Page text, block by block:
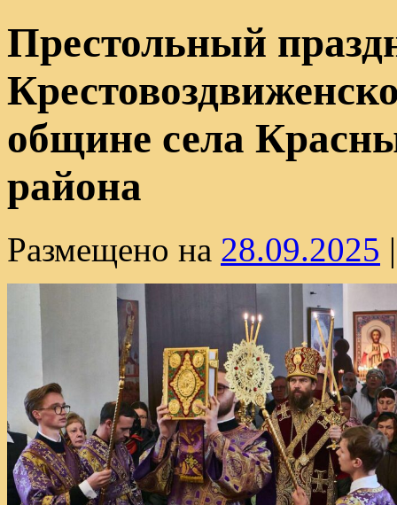
Престольный
общине села
района
Размещено на 28.09.2025 |